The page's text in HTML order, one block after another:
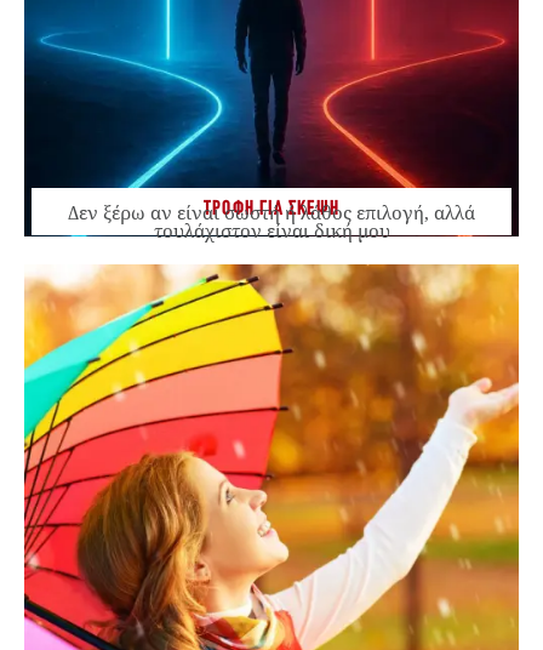
ΤΡΟΦΗ ΓΙΑ ΣΚΕΨΗ
Δεν ξέρω αν είναι σωστή ή λάθος επιλογή, αλλά
τουλάχιστον είναι δική μου